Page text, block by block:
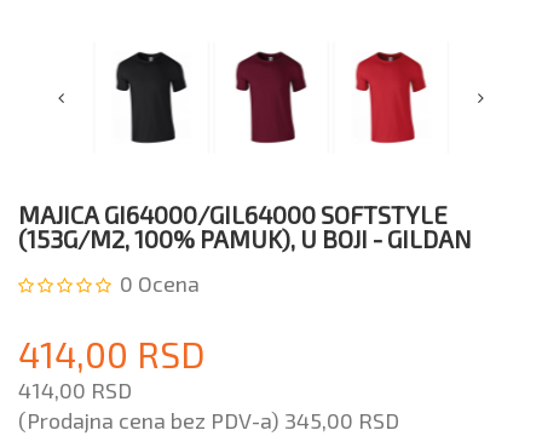
MAJICA GI64000/GIL64000 SOFTSTYLE
(153G/M2, 100% PAMUK), U BOJI - GILDAN
0 Ocena
414,00 RSD
414,00 RSD
(Prodajna cena bez PDV-a) 345,00 RSD